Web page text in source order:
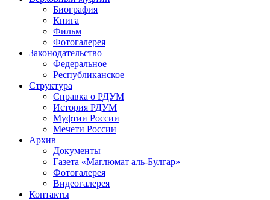
Биография
Книга
Фильм
Фотогалерея
Законодательство
Федеральное
Республиканское
Структура
Справка о РДУМ
История РДУМ
Муфтии России
Мечети России
Архив
Документы
Газета «Маглюмат аль-Булгар»
Фотогалерея
Видеогалерея
Контакты